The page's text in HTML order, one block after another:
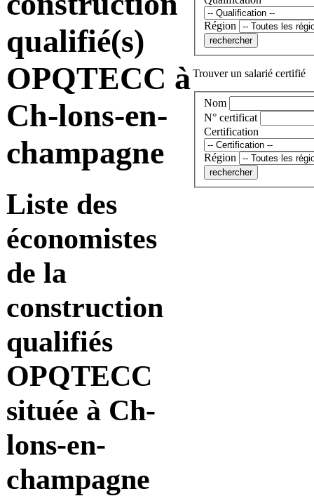
qualifié(s)
OPQTECC à
Ch-lons-en-
champagne
Liste des
économistes
de la
construction
qualifiés
OPQTECC
située à Ch-
lons-en-
champagne
Région
Trouver un salarié certifié
Nom
N° certificat
Certification
Région